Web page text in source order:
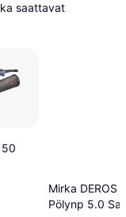
saattavat
Mirka DEROS
Pölynp 5.0